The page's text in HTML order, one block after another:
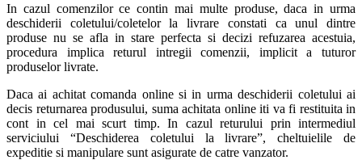
In cazul comenzilor ce contin mai multe produse, daca in urma
deschiderii coletului/coletelor la livrare constati ca unul dintre
produse nu se afla in stare perfecta si decizi refuzarea acestuia,
procedura implica returul intregii comenzii, implicit a tuturor
produselor livrate.
Daca ai achitat comanda online si in urma deschiderii coletului ai
decis returnarea produsului, suma achitata online iti va fi restituita in
cont in cel mai scurt timp. In cazul returului prin intermediul
serviciului “Deschiderea coletului la livrare”, cheltuielile de
expeditie si manipulare sunt asigurate de catre vanzator.